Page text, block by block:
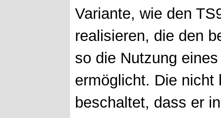
Variante, wie den
realisieren, die den
so die Nutzung
ermöglicht. Die nicht
beschaltet, dass er